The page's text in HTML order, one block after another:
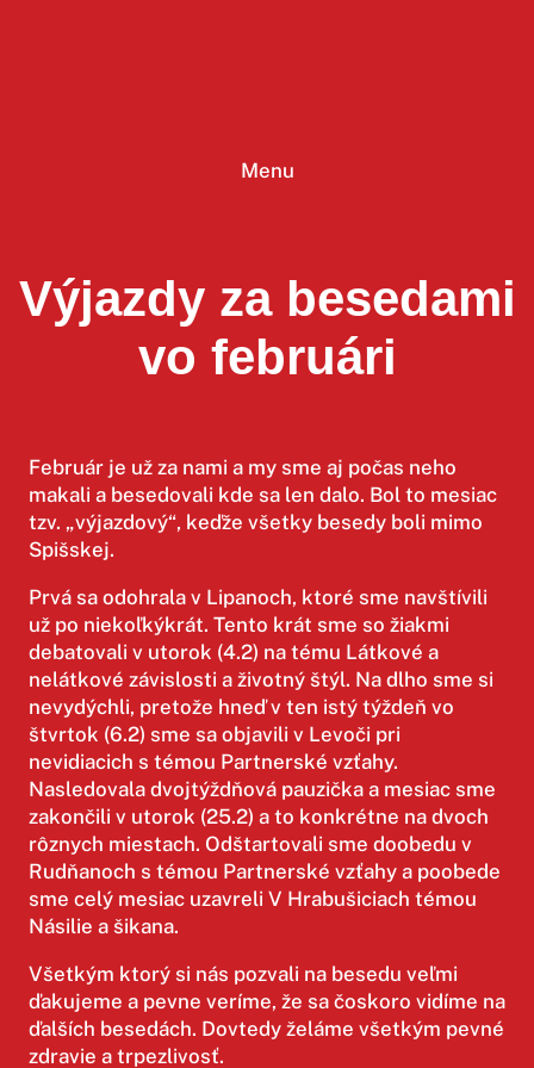
Menu
Výjazdy za besedami
vo februári
Február je už za nami a my sme aj počas neho
makali a besedovali kde sa len dalo. Bol to mesiac
tzv. „výjazdový“, keďže všetky besedy boli mimo
Spišskej.
Prvá sa odohrala v Lipanoch, ktoré sme navštívili
už po niekoľkýkrát. Tento krát sme so žiakmi
debatovali v utorok (4.2) na tému Látkové a
nelátkové závislosti a životný štýl. Na dlho sme si
nevydýchli, pretože hneď v ten istý týždeň vo
štvrtok (6.2) sme sa objavili v Levoči pri
nevidiacich s témou Partnerské vzťahy.
Nasledovala dvojtýždňová pauzička a mesiac sme
zakončili v utorok (25.2) a to konkrétne na dvoch
rôznych miestach. Odštartovali sme doobedu v
Rudňanoch s témou Partnerské vzťahy a poobede
sme celý mesiac uzavreli V Hrabušiciach témou
Násilie a šikana.
Všetkým ktorý si nás pozvali na besedu veľmi
ďakujeme a pevne veríme, že sa čoskoro vidíme na
ďalších besedách. Dovtedy želáme všetkým pevné
zdravie a trpezlivosť.